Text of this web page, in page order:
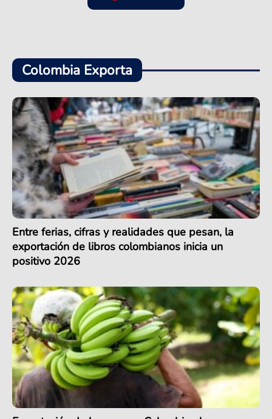
Colombia Exporta
Entre ferias, cifras y realidades que pesan, la
exportación de libros colombianos inicia un
positivo 2026